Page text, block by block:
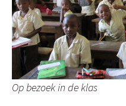
Op bezoek in de klas